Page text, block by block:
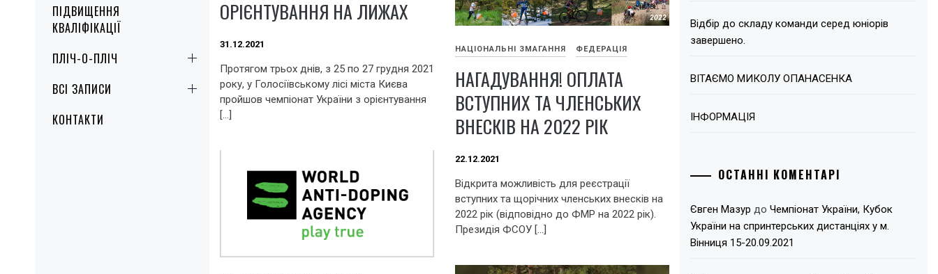
ПІДВИЩЕННЯ
КВАЛІФІКАЦІЇ
ПЛІЧ-О-ПЛІЧ
ВСІ ЗАПИСИ
КОНТАКТИ
ОРІЄНТУВАННЯ НА ЛИЖАХ
31.12.2021
Протягом трьох днів, з 25 по 27 грудня 2021
року, у Голосіївському лісі міста Києва
пройшов чемпіонат України з орієнтування
[…]
НАЦІОНАЛЬНІ ЗМАГАННЯ ФЕДЕРАЦІЯ
НАГАДУВАННЯ! ОПЛАТА
ВСТУПНИХ ТА ЧЛЕНСЬКИХ
ВНЕСКІВ НА 2022 РІК
22.12.2021
Відкрита можливість для реєстрації
вступних та щорічних членських внесків на
2022 рік (відповідно до ФМР на 2022 рік).
Президія ФСОУ […]
Відбір до складу команди серед юніорів
завершено.
ВІТАЄМО МИКОЛУ ОПАНАСЕНКА
ІНФОРМАЦІЯ
ОСТАННІ КОМЕНТАРІ
Євген Мазур доЧемпіонат України, Кубок
України на спринтерських дистанціях у м.
Вінниця 15-20.09.2021